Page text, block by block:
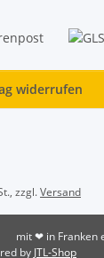
widerrufen
zzgl.Versand
mit ❤ in Franken
by JTL-Shop